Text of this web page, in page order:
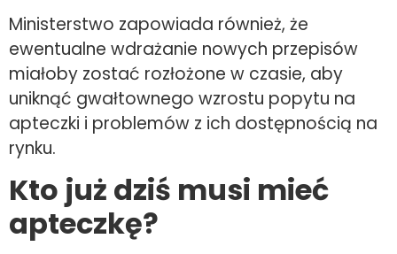
Ministerstwo zapowiada również, że
ewentualne wdrażanie nowych przepisów
miałoby zostać rozłożone w czasie, aby
uniknąć gwałtownego wzrostu popytu na
apteczki i problemów z ich dostępnością na
rynku.
Kto już dziś musi mieć
apteczkę?